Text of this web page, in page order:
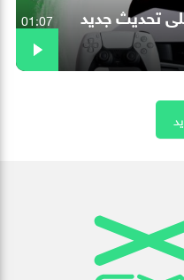
على تحديث جديد
01:07